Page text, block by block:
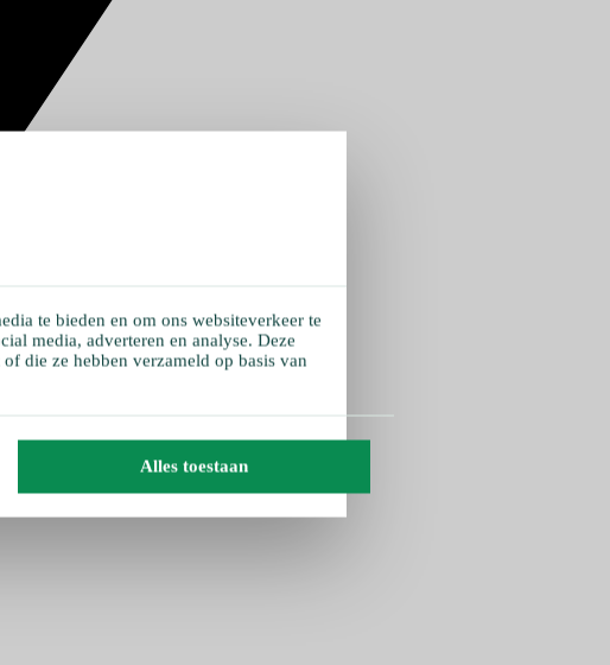
te bieden en om ons websiteverkeer te
media, adverteren en analyse. Deze
die ze hebben verzameld op basis van
Alles toestaan